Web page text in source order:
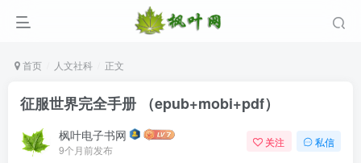
首页 人文社科 正文
征服世界完全手册 （epub+mobi+pdf）
枫叶电子书网
9个月前发布
关注 私信